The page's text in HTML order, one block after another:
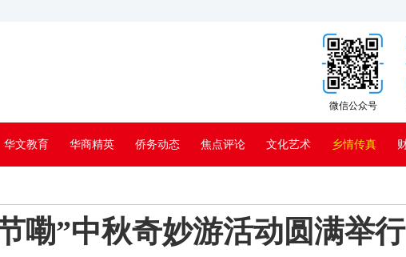
微信公众号
华文教育 华商精英 侨务动态 焦点评论 文化艺术 乡情传真
嘞”中秋奇妙游活动圆满举行